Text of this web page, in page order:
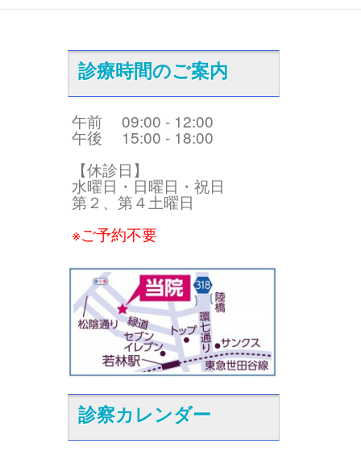
診療時間のご案内
午前 09:00 - 12:00
午後 15:00 - 18:00
【休診日】
水曜日・日曜日・祝日
第２、第４土曜日
※ご予約不要
診察カレンダー